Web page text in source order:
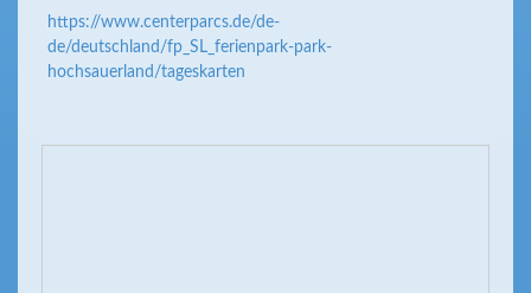
https://www.centerparcs.de/de-
de/deutschland/fp_SL_ferienpark-park-
hochsauerland/tageskarten